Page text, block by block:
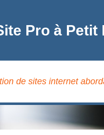
Pro à
de sites internet